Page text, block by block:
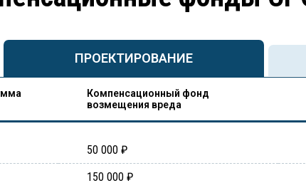
ПРОЕКТИРОВАНИЕ
Компенсационный фонд
возмещения вреда
50 000 ₽
150 000 ₽